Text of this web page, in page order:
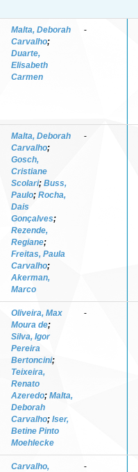
Malta, Deborah
Carvalho;
Duarte,
Elisabeth
Carmen
-
Malta, Deborah
Carvalho;
Gosch,
Cristiane
Scolari; Buss,
Paulo; Rocha,
Dais
Gonçalves;
Rezende,
Regiane;
Freitas, Paula
Carvalho;
Akerman,
Marco
-
Oliveira, Max
Moura de;
Silva, Igor
Pereira
Bertoncini;
Teixeira,
Renato
Azeredo; Malta,
Deborah
Carvalho; Iser,
Betine Pinto
Moehlecke
-
Carvalho,
-